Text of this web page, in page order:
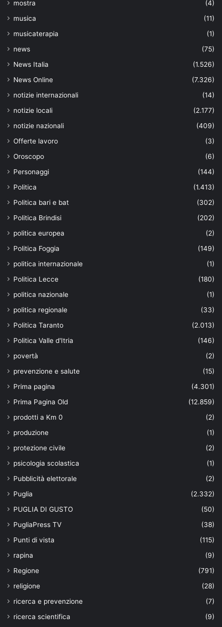
mostra
(4)
musica
(11)
musicaterapia
(1)
news
(75)
News Italia
(1.526)
News Online
(7.326)
notizie internazionali
(14)
notizie locali
(2.177)
notizie nazionali
(409)
Offerte lavoro
(3)
Oroscopo
(6)
Personaggi
(144)
Politica
(1.413)
Politica bari e bat
(302)
Politica Brindisi
(202)
politica europea
(2)
Politica Foggia
(149)
politica internazionale
(1)
Politica Lecce
(180)
politica nazionale
(1)
politica regionale
(33)
Politica Taranto
(2.013)
Politica Valle d'Itria
(146)
povertà
(2)
prevenzione e salute
(15)
Prima pagina
(4.301)
Prima Pagina Old
(12.859)
prodotti a Km 0
(2)
produzione
(1)
protezione civile
(2)
psicologia scolastica
(1)
Pubblicità elettorale
(2)
Puglia
(2.332)
PUGLIA DI GUSTO
(50)
PugliaPress TV
(38)
Punti di vista
(115)
rapina
(9)
Regione
(791)
religione
(28)
ricerca e prevenzione
(7)
ricerca scientifica
(9)